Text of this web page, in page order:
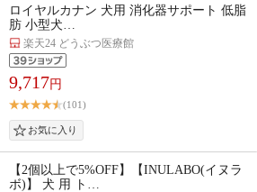
ロイヤルカナン 犬用 消化器サポート 低脂
肪 小型犬…
楽天24 どうぶつ医療館
9,717円
(101)
【2個以上で5%OFF】【INULABO(イヌラ
ボ)】 犬 用 ト…